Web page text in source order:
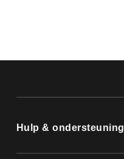
Hulp & ondersteuning